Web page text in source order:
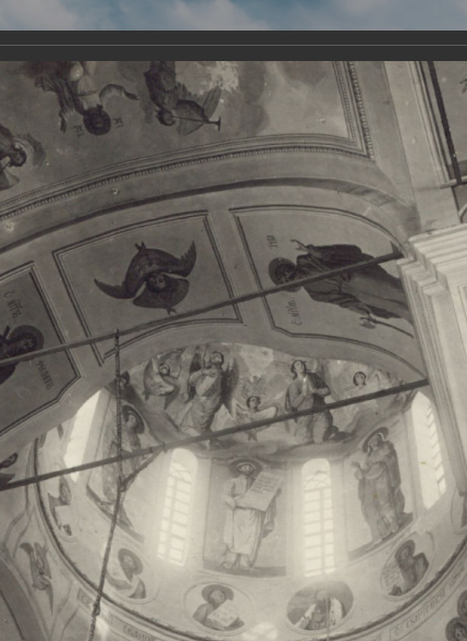
Земли
Сайт создан по
и
Наследники Галерея
Галерея Храмы-мученики Архангельска Свято-
Троицкий
Троицкий собор Архангельска